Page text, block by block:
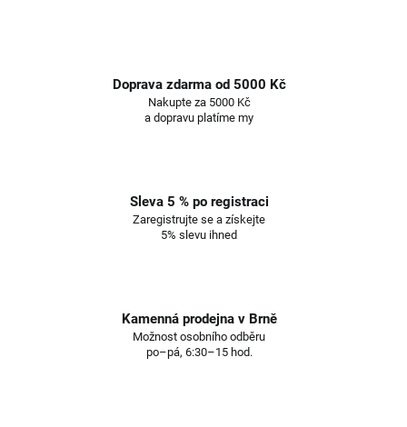
Doprava zdarma od 5000 Kč
Nakupte za 5000 Kč
a dopravu platíme my
Sleva 5 % po registraci
Zaregistrujte se a získejte
5% slevu ihned
Kamenná prodejna v Brně
Možnost osobního odběru
po–pá, 6:30–15 hod.